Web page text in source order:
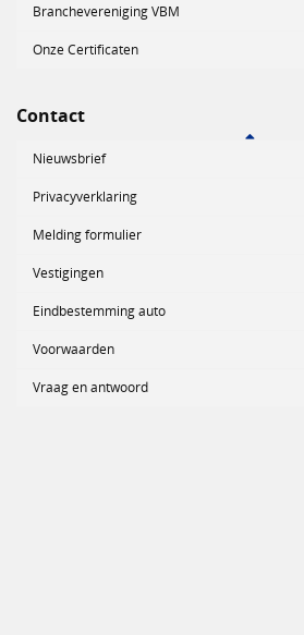
Branchevereniging VBM
Onze Certificaten
Contact
Nieuwsbrief
Privacyverklaring
Melding formulier
Vestigingen
Eindbestemming auto
Voorwaarden
Vraag en antwoord